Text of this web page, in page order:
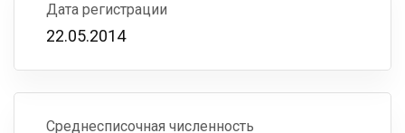
Дата регистрации
22.05.2014
Среднесписочная численность